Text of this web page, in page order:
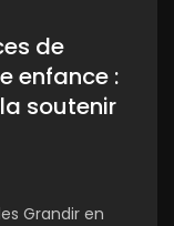
de
enfance :
soutenir
Grandir en